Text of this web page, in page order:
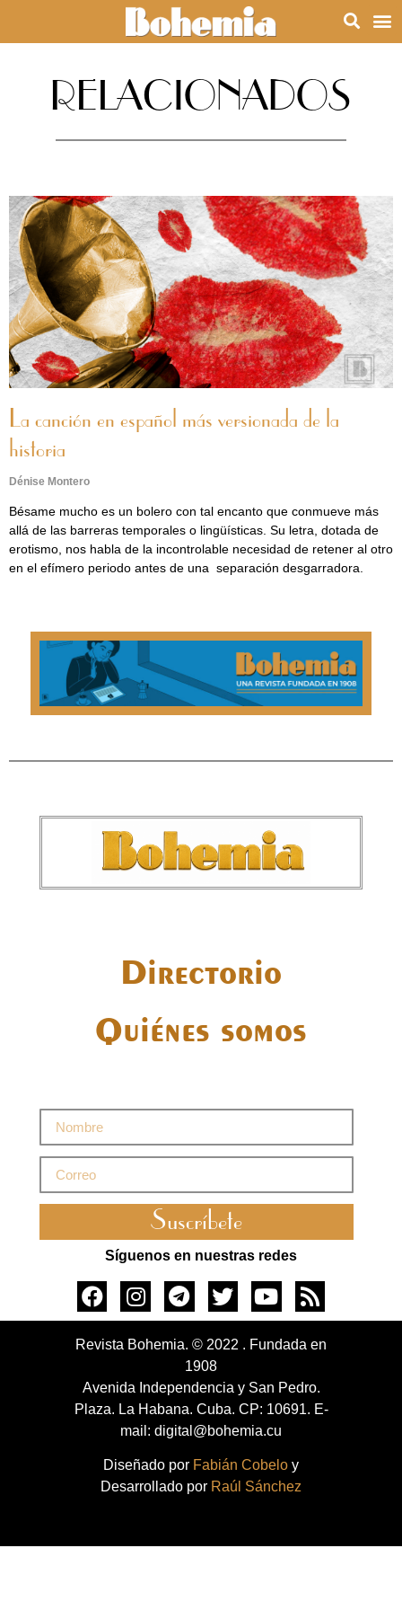
RELACIONADOS
La canción en español más versionada de la
historia
Dénise Montero
Bésame mucho es un bolero con tal encanto que conmueve más
allá de las barreras temporales o lingüísticas. Su letra, dotada de
erotismo, nos habla de la incontrolable necesidad de retener al otro
en el efímero periodo antes de una separación desgarradora.
Directorio
Quiénes somos
Suscríbete
Síguenos en nuestras redes
Revista Bohemia. © 2022 . Fundada en
1908
Avenida Independencia y San Pedro.
Plaza. La Habana. Cuba. CP: 10691. E-
mail: digital@bohemia.cu
Diseñado por Fabián Cobelo y
Desarrollado por Raúl Sánchez